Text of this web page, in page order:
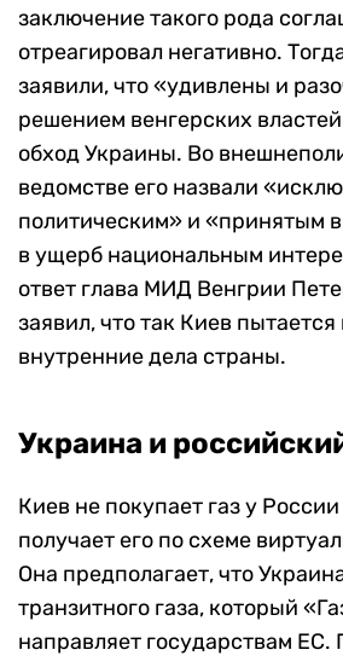
заключение такого рода
отреагировал негативно.
заявили, что «удивлены и
решением венгерских властей
обход Украины. Во
ведомстве его назвали
политическим» и «принятым
в ущерб национальным
ответ глава МИД Венгрии
заявил, что так Киев
внутренние дела страны.
Украина и
Киев не покупает газ у
получает его по схеме
Она предполагает, что
транзитного газа, который
направляет государствам ЕС.